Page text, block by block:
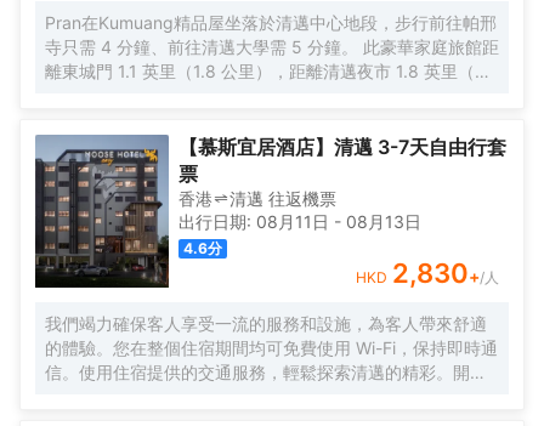
的娛樂需求；同時提供免費無線網絡，方便您與朋友保持聯
繫。私人浴室提供免費洗浴用品和吹風機。便利設施包括電
話，以及保險箱和書桌。
Pran在Kumuang精品屋坐落於清邁中心地段，步行前往帕邢
寺只需 4 分鐘、前往清邁大學需 5 分鐘。 此豪華家庭旅館距
離東城門 1.1 英里（1.8 公里），距離清邁夜市 1.8 英里（3
去餐廳享用美餐。每日 8:30 至 11:00 提供免費的當地美食
早餐。 前台只在規定時段有服務人員值班。 有 4 間空調客
房提供液晶電視；您定能在旅途中找到家的舒適。您的精選
舒適床墊卧床備有羽絨被和高檔床上用品。提供免費無線網
絡，方便您與朋友保持聯繫；有線頻道可滿足您的娛樂需
求。浴室提供獨立的浴缸和淋浴，配有大花灑淋浴噴頭和吹
風機。
【慕斯宜居酒店】清邁 3-7天自由行套
票
香港 清邁 往返機票
出行日期: 08月11日 - 08月13日
4.6分
HKD 2,830+/人
我們竭力確保客人享受一流的服務和設施，為客人帶來舒適
的體驗。您在整個住宿期間均可免費使用 Wi-Fi，保持即時通
信。使用住宿提供的交通服務，輕鬆探索清邁的精彩。開車